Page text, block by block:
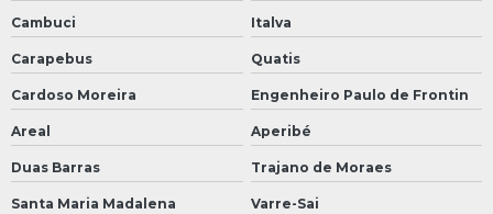
Cambuci Italva
Carapebus Quatis
Cardoso Moreira Engenheiro Paulo de Frontin
Areal Aperibé
Duas Barras Trajano de Moraes
Santa Maria Madalena Varre-Sai